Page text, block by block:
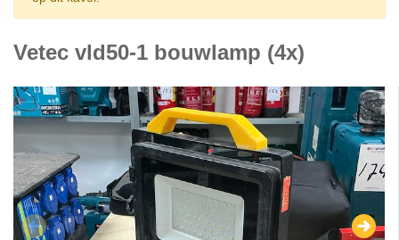
Vetec vld50-1 bouwlamp (4x)